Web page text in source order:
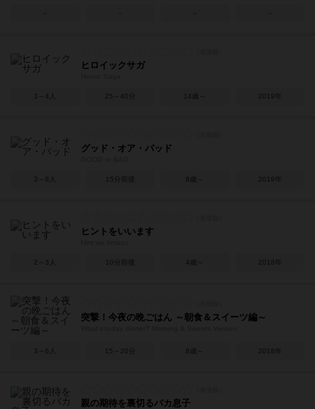
ヒロイックサガ
3～4人 25～40分 14歳～ 2019年
グッド・オア・バッド
3～8人 15分前後 8歳～ 2019年
ヒントをいいます
2～3人 10分前後 4歳～ 2018年
突撃！今夜の晩ごはん ～朝食＆スイーツ編～
3～6人 15～20分 8歳～ 2018年
親の期待を裏切るバカ息子